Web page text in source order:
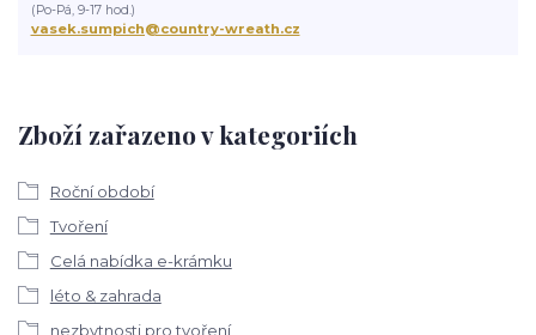
Zboží zařazeno v kategoriích
Roční období
Tvoření
Celá nabídka e-krámku
léto & zahrada
nezbytnosti pro tvoření
(Po-Pá, 9-17 hod.)
vasek.sumpich@country-wreath.cz